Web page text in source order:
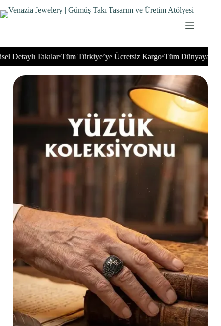
Takılar• Tüm Türkiye’ye Ücretsiz Kargo•Tüm Dünyaya Gönderim